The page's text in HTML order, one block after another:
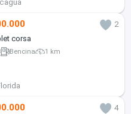
2
corsa
Bencina 1 km
4